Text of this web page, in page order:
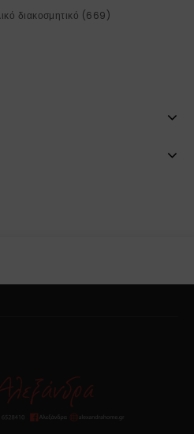
διακοσμητικό (669)